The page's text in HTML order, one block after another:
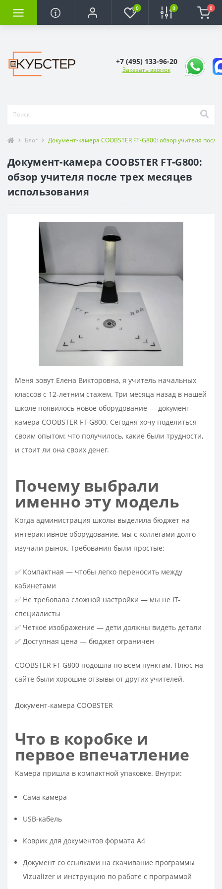
0 0 0
+7 (495) 133-96-20
Заказать звонок
Блог Документ-камера COOBSTER FT-G800: обзор учителя
Документ-камера COOBSTER FT-G800:
обзор учителя после трех месяцев
использования
Меня зовут Елена Викторовна, я учитель начальных
классов с 12-летним стажем. Три месяца назад в нашей
школе появилось новое оборудование — документ-
камера COOBSTER FT-G800. Сегодня хочу поделиться
своим опытом: что получилось, какие были трудности,
и стоит ли она своих денег.
Почему выбрали
именно эту модель
Когда администрация школы выделила бюджет на
интерактивное оборудование, мы с коллегами долго
изучали рынок. Требования были простые:
✅ Компактная — чтобы легко переносить между
кабинетами
✅ Не требовала сложной настройки — мы не IT-
специалисты
✅ Четкое изображение — дети должны видеть детали
✅ Доступная цена — бюджет ограничен
COOBSTER FT-G800 подошла по всем пунктам. Плюс на
сайте были хорошие отзывы от других учителей.​
Документ-камера COOBSTER
Что в коробке и
первое впечатление
Камера пришла в компактной упаковке. Внутри:
Сама камера
USB-кабель
Коврик для документов формата А4
Документ со ссылками на скачивание программы
Vizualizer и инструкцию по работе с программой